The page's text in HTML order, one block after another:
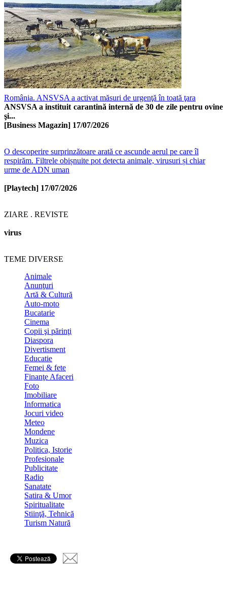
România. ANSVSA a activat măsuri de urgenţă în toată ţara
ANSVSA a instituit carantină internă de 30 de zile pentru ovine
şi...
[Business Magazin] 17/07/2026
O descoperire surprinzătoare arată ce ascunde aerul pe care îl
respirăm. Filtrele obișnuite pot detecta animale, virusuri și chiar
urme de ADN uman
[Playtech] 17/07/2026
ZIARE . REVISTE
virus
TEME DIVERSE
Animale
Anunţuri
Artă & Cultură
Auto-moto
Bucatarie
Cinema
Copii şi părinţi
Diaspora
Divertisment
Educatie
Femei & fete
Finanţe Afaceri
Foto
Imobiliare
Informatica
Jocuri video
Meteo
Mondene
Muzica
Politica, Istorie
Profesionale
Publicitate
Radio
Sanatate
Satira & Umor
Spiritualitate
Stiinţă, Tehnică
Turism Natură